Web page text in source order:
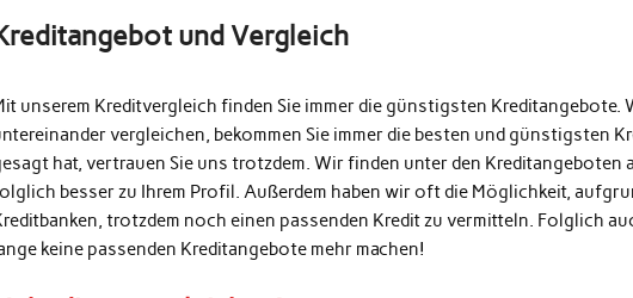
und Vergleich
unserem Kreditvergleich finden Sie immer die günstigsten Kreditangebote.
vergleichen, bekommen Sie immer die besten und günstigsten
hat, vertrauen Sie uns trotzdem. Wir finden unter den Kreditangeboten
besser zu Ihrem Profil. Außerdem haben wir oft die Möglichkeit,
trotzdem noch einen passenden Kredit zu vermitteln. Folglich
keine passenden Kreditangebote mehr machen!